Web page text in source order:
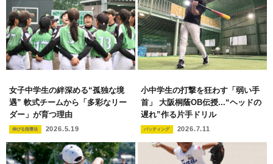
女子中学生の絆深める“孤独な境
遇” 軟式チームから「多彩なリー
ダー」が育つ理由
伸びる指導法 2026.5.19
小中学生の打撃を狂わす「弱い手
首」 大阪桐蔭OB伝授...“ヘッドの
遅れ”作る片手ドリル
バッティング 2026.7.11